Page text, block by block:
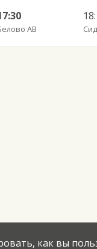
АВ
как вы